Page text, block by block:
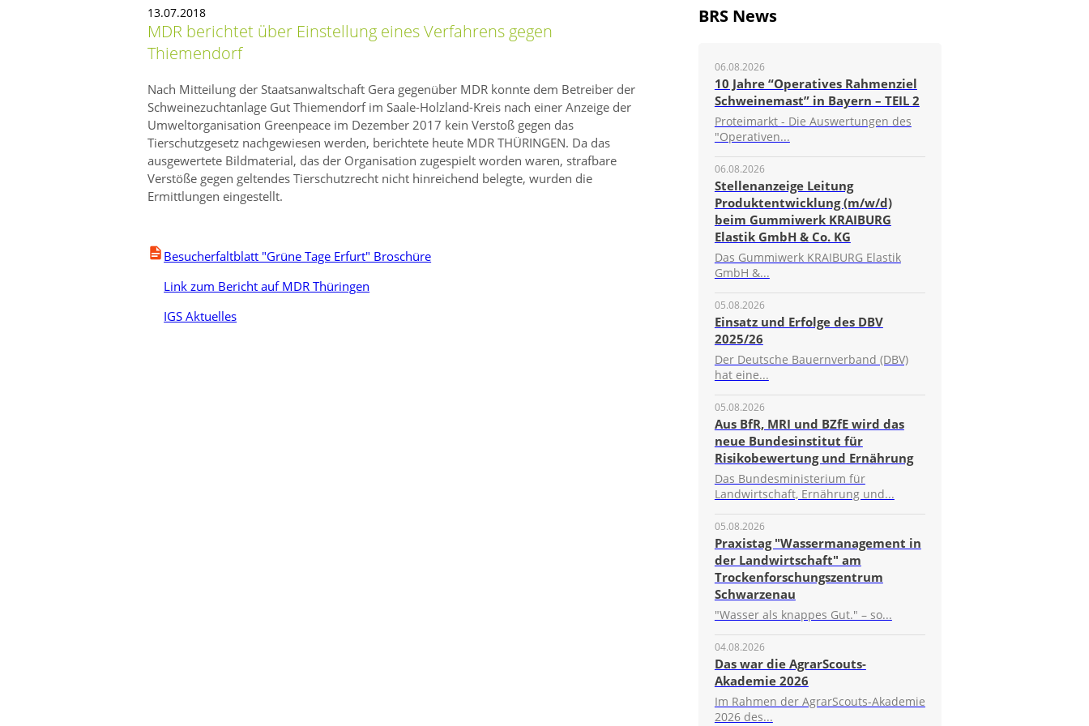
BRS News
06.08.2026
10 Jahre “Operatives Rahmenziel
Schweinemast” in Bayern – TEIL 2
Proteimarkt - Die Auswertungen des
"Operativen...
06.08.2026
Stellenanzeige Leitung
Produktentwicklung (m/w/d)
beim Gummiwerk KRAIBURG
Elastik GmbH & Co. KG
Das Gummiwerk KRAIBURG Elastik
GmbH &...
05.08.2026
Einsatz und Erfolge des DBV
2025/26
Der Deutsche Bauernverband (DBV)
hat eine...
05.08.2026
Aus BfR, MRI und BZfE wird das
neue Bundesinstitut für
Risikobewertung und Ernährung
Das Bundesministerium für
Landwirtschaft, Ernährung und...
05.08.2026
Praxistag "Wassermanagement in
der Landwirtschaft" am
Trockenforschungszentrum
Schwarzenau
"Wasser als knappes Gut." – so...
04.08.2026
Das war die AgrarScouts-
Akademie 2026
Im Rahmen der AgrarScouts-Akademie
2026 des...
13.07.2018
MDR berichtet über Einstellung eines Verfahrens gegen
Thiemendorf
Nach Mitteilung der Staatsanwaltschaft Gera gegenüber MDR konnte dem Betreiber der
Schweinezuchtanlage Gut Thiemendorf im Saale-Holzland-Kreis nach einer Anzeige der
Umweltorganisation Greenpeace im Dezember 2017 kein Verstoß gegen das
Tierschutzgesetz nachgewiesen werden, berichtete heute MDR THÜRINGEN. Da das
ausgewertete Bildmaterial, das der Organisation zugespielt worden waren, strafbare
Verstöße gegen geltendes Tierschutzrecht nicht hinreichend belegte, wurden die
Ermittlungen eingestellt.
Besucherfaltblatt "Grüne Tage Erfurt" Broschüre
Link zum Bericht auf MDR Thüringen
IGS Aktuelles